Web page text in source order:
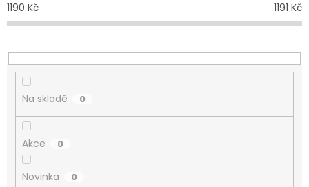
k
t
1190 Kč 1191 Kč
Na skladě 0
Akce 0
Novinka 0